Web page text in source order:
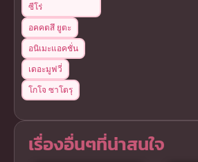
ซีโร่
อคคตสึ ยูตะ
อนิเมะแอคชั่น
เดอะมูฟวี่
โกโจ ซาโตรุ
เรื่องอื่นๆที่น่าสนใจ